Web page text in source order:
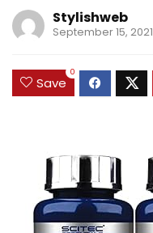
Stylishweb
September 15, 2021
Save
0